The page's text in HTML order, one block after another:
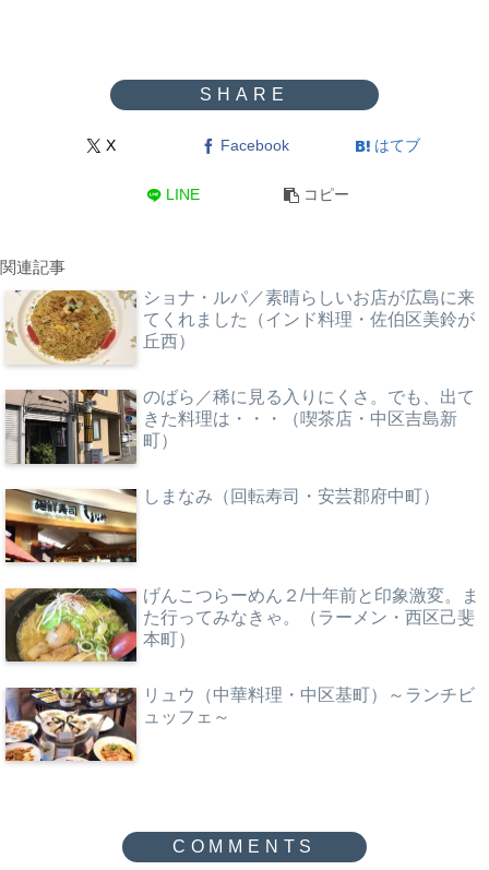
X Facebook はてブ
LINE コピー
関連記事
ショナ・ルパ／素晴らしいお店が広島に来
てくれました（インド料理・佐伯区美鈴が
丘西）
のばら／稀に見る入りにくさ。でも、出て
きた料理は・・・（喫茶店・中区吉島新
町）
しまなみ（回転寿司・安芸郡府中町）
げんこつらーめん２/十年前と印象激変。ま
た行ってみなきゃ。（ラーメン・西区己斐
本町）
リュウ（中華料理・中区基町）～ランチビ
ュッフェ～